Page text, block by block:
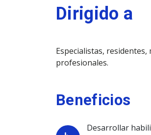
Dirigido a
Especialistas,
profesionales.
Beneficios
Desarrollar